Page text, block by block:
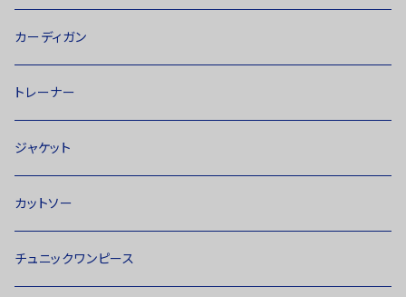
カーディガン
トレーナー
ジャケット
カットソー
チュニックワンピース